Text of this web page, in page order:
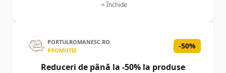
Închide
PORTULROMANESC.RO
PROMOȚIE
-50%
Reduceri de până la -50% la produse